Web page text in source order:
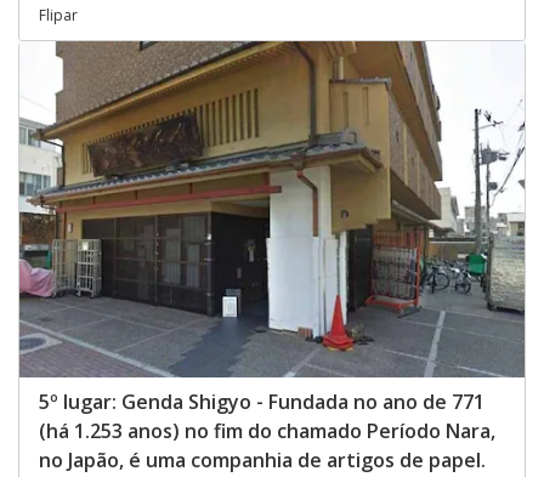
Flipar
5º lugar: Genda Shigyo - Fundada no ano de 771
(há 1.253 anos) no fim do chamado Período Nara,
no Japão, é uma companhia de artigos de papel.